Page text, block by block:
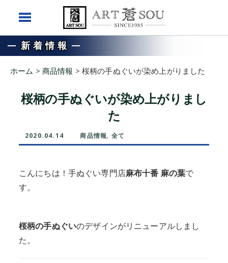
新着情報
ホーム > 商品情報 > 桜柄の手ぬぐいが染め上がりました
桜柄の手ぬぐいが染め上がりまし
た
2020.04.14 商品情報, 全て
こんにちは！手ぬぐい専門店麻布十番 麻の葉で
す。
桜柄の手ぬぐいのデザインがリニューアルしまし
た。